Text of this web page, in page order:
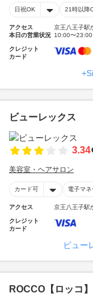
日祝OK 21時以降
アクセス
京王八王子駅
本日の営業状況 10:00〜23:00
クレジット
カード
ビューレックス
3.34
美容室・ヘアサロン
カード可 電子マ
アクセス 京王八王子駅
クレジット
カード
ビュー
ROCCO【ロッコ】